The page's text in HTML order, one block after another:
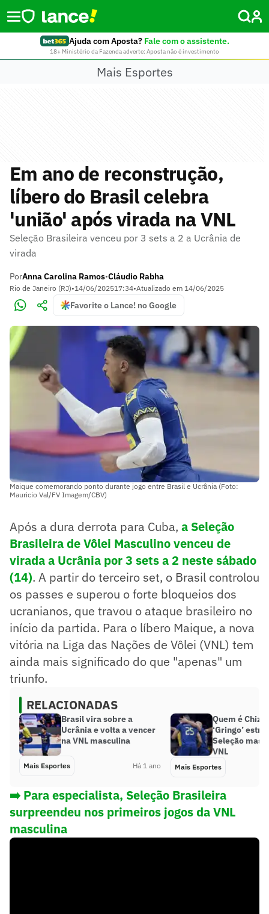
Ajuda com Aposta? Fale com o assistente.
18+ Ministério da Fazenda adverte: Aposta não é investimento
Mais Esportes
Em ano de reconstrução,
líbero do Brasil celebra
'união' após virada na VNL
Seleção Brasileira venceu por 3 sets a 2 a Ucrânia de
virada
PorAnna Carolina Ramos•Cláudio Rabha
Rio de Janeiro (RJ)•14/06/202517:34•Atualizado em 14/06/2025
Favorite o Lance! no Google
Maique comemorando ponto durante jogo entre Brasil e Ucrânia (Foto:
Mauricio Val/FV Imagem/CBV)
Após a dura derrota para Cuba, a Seleção
Brasileira de Vôlei Masculino venceu de
virada a Ucrânia por 3 sets a 2 neste sábado
(14). A partir do terceiro set, o Brasil controlou
os passes e superou o forte bloqueios dos
ucranianos, que travou o ataque brasileiro no
início da partida. Para o líbero Maique, a nova
vitória na Liga das Nações de Vôlei (VNL) tem
ainda mais significado do que "apenas" um
triunfo.
RELACIONADAS
Brasil vira sobre a
Ucrânia e volta a vencer
na VNL masculina
Mais Esportes Há 1 ano
Quem é
‘Gringo’
Seleção
VNL
Mais Esportes
➡️ Para especialista, Seleção Brasileira
surpreendeu nos primeiros jogos da VNL
masculina